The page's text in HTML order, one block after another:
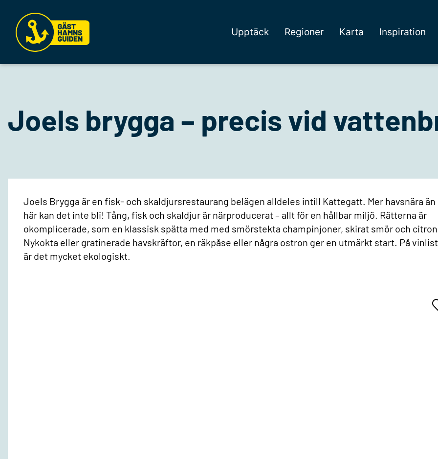
Upptäck Regioner Karta Inspiration
Joels brygga – precis vid
Joels Brygga är en fisk- och skaldjursrestaurang belägen alldeles intill Kattegatt. Mer havsnära än
här kan det inte bli! Tång, fisk och skaldjur är närproducerat – allt för en hållbar miljö. Rätterna är
okomplicerade, som en klassisk spätta med med smörstekta champinjoner, skirat smör och
Nykokta eller gratinerade havskräftor, en räkpåse eller några ostron ger en utmärkt start. På
är det mycket ekologiskt.